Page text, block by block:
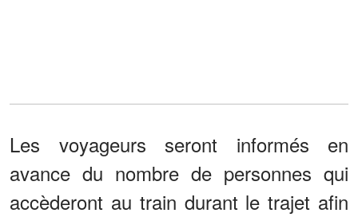
Les voyageurs seront informés en
avance du nombre de personnes qui
accèderont au train durant le trajet afin